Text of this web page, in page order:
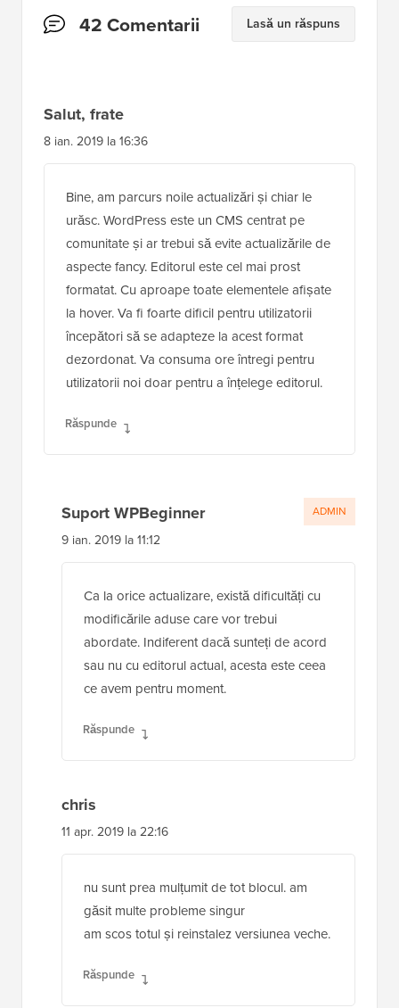
Interacțiuni
42 Comentarii Lasă un răspuns
Salut, frate
8 ian. 2019 la 16:36
Bine, am parcurs noile actualizări și chiar le
urăsc. WordPress este un CMS centrat pe
comunitate și ar trebui să evite actualizările de
aspecte fancy. Editorul este cel mai prost
formatat. Cu aproape toate elementele afișate
la hover. Va fi foarte dificil pentru utilizatorii
începători să se adapteze la acest format
dezordonat. Va consuma ore întregi pentru
utilizatorii noi doar pentru a înțelege editorul.
Răspunde
Suport WPBeginner
9 ian. 2019 la 11:12
Ca la orice actualizare, există dificultăți cu
modificările aduse care vor trebui
abordate. Indiferent dacă sunteți de acord
sau nu cu editorul actual, acesta este ceea
ce avem pentru moment.
Răspunde
ADMIN
chris
11 apr. 2019 la 22:16
nu sunt prea mulțumit de tot blocul. am
găsit multe probleme singur
am scos totul și reinstalez versiunea veche.
Răspunde